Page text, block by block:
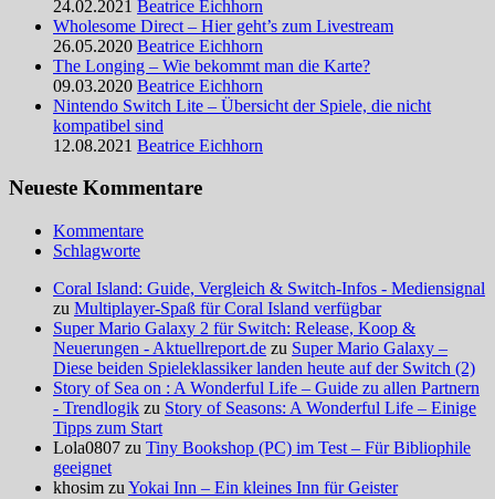
24.02.2021 Beatrice Eichhorn
Wholesome Direct – Hier geht’s zum Livestream
26.05.2020 Beatrice Eichhorn
The Longing – Wie bekommt man die Karte?
09.03.2020 Beatrice Eichhorn
Nintendo Switch Lite – Übersicht der Spiele, die nicht
kompatibel sind
12.08.2021 Beatrice Eichhorn
Neueste Kommentare
Kommentare
Schlagworte
Coral Island: Guide, Vergleich & Switch-Infos - Mediensignal
zu Multiplayer-Spaß für Coral Island verfügbar
Super Mario Galaxy 2 für Switch: Release, Koop &
Neuerungen - Aktuellreport.de zu Super Mario Galaxy –
Diese beiden Spieleklassiker landen heute auf der Switch (2)
Story of Sea on : A Wonderful Life – Guide zu allen Partnern
- Trendlogik zu Story of Seasons: A Wonderful Life – Einige
Tipps zum Start
Lola0807 zu Tiny Bookshop (PC) im Test – Für Bibliophile
geeignet
khosim zu Yokai Inn – Ein kleines Inn für Geister